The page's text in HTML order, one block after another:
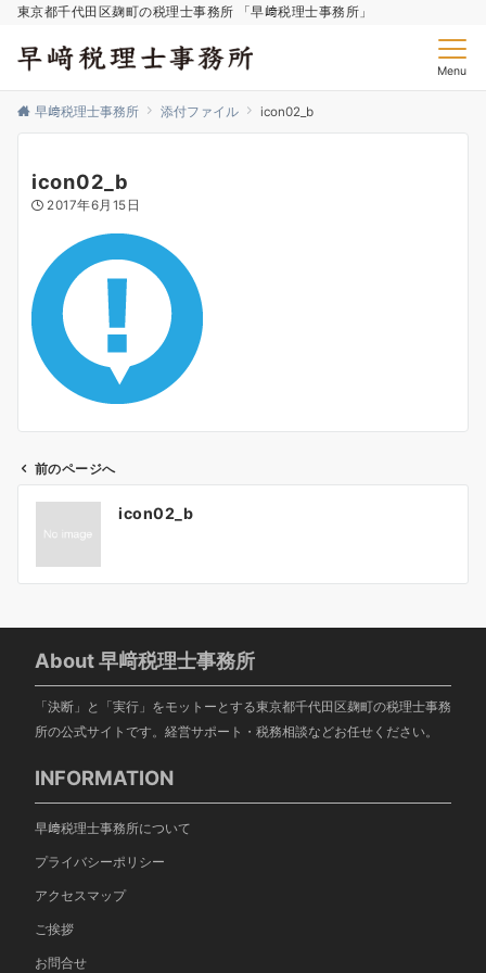
東京都千代田区麹町の税理士事務所 「早﨑税理士事務所」
Menu
早﨑税理士事務所 添付ファイル icon02_b
icon02_b
2017年6月15日
ー
前のページへ
icon02_b
About 早﨑税理士事務所
「決断」と「実行」をモットーとする東京都千代田区麹町の税理士事務
所の公式サイトです。経営サポート・税務相談などお任せください。
INFORMATION
早﨑税理士事務所について
プライバシーポリシー
アクセスマップ
ご挨拶
お問合せ